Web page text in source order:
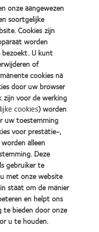
dat doen
voor groeiende
in de context passen.
gebruikt door specialisten
en opvolgen van
zoals de
en informatie over nieuwe
in de ogen van
van het breedste
het gebruik van
gericht op klanten met
klanten te
onze aangewezen
soortgelijke
Cookies zijn
worden
bezoekt. U kunt
of
cookies na
door uw browser
zijn voor de werking
cookies) worden
uw toestemming
voor prestatie-,
alleen
Deze
gebruiker te
met onze website
staat om de manier
en helpt ons
te bieden door onze
u te houden.